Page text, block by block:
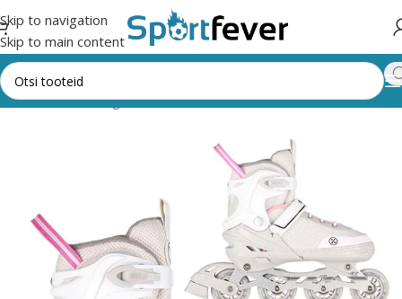
Skip to navigation
Skip to main content
Esileht Kõik kategooriad Muud vahendid RULLUISUD/UISUD